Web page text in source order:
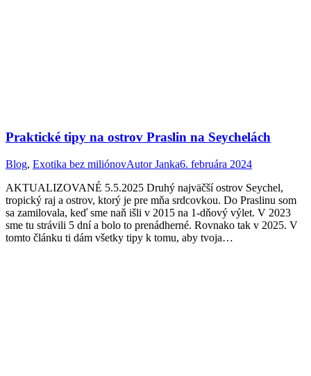
Praktické tipy na ostrov Praslin na Seychelách
Blog, Exotika bez miliónovAutorJanka6. februára 2024
AKTUALIZOVANÉ 5.5.2025 Druhý najväčší ostrov Seychel,
tropický raj a ostrov, ktorý je pre mňa srdcovkou. Do Praslinu som
sa zamilovala, keď sme naň išli v 2015 na 1-dňový výlet. V 2023
sme tu strávili 5 dní a bolo to prenádherné. Rovnako tak v 2025. V
tomto článku ti dám všetky tipy k tomu, aby tvoja…